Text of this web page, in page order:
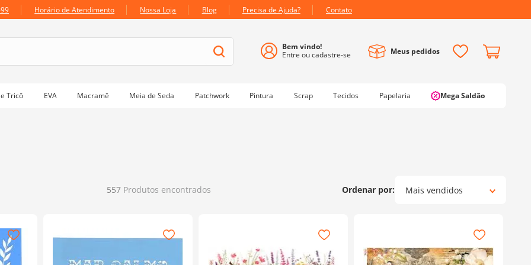
Horário de Atendimento Nossa Loja Blog Precisa de Ajuda? Contato
Meus pedidos
Tricô EVA Macramê Meia de Seda Patchwork Pintura Scrap Tecidos Papelaria Mega Saldão
557 Produtos Mais vendidos